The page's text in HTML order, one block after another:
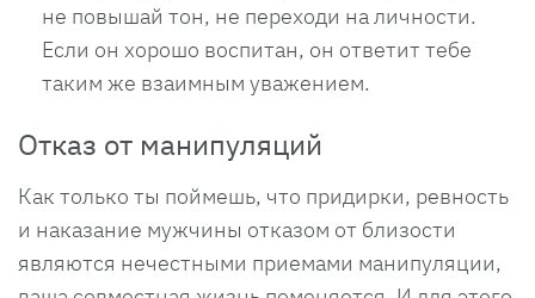
не повышай тон, не переходи на личности.
Если он хорошо воспитан, он ответит тебе
таким же взаимным уважением.
Отказ от манипуляций
Как только ты поймешь, что придирки, ревность
и наказание мужчины отказом от близости
являются нечестными приемами манипуляции,